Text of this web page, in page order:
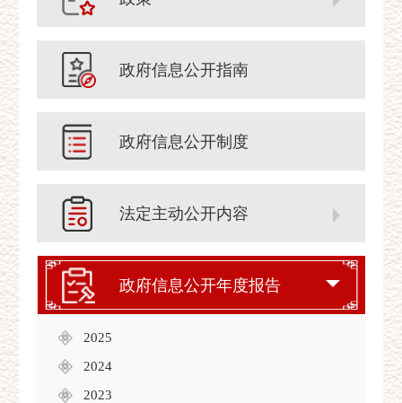
政府信息公开指南
政府信息公开制度
法定主动公开内容
政府信息公开年度报告
2025
2024
2023